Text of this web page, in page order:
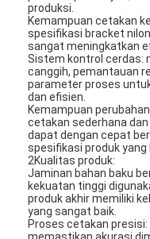
Tur Pabrik
Kontrol Kualitas
Hubungi Kami
Berita
bicara sekarang
Mesin Pembuat
produksi.
Kemampuan cetakan
spesifikasi bracket
sangat meningkatkan
Sistem kontrol cerdas:
canggih, pemantauan
parameter proses
dan efisien.
Kemampuan
cetakan sederhana
dapat dengan cepat
spesifikasi produk yang
2Kualitas produk:
Jaminan bahan baku
kekuatan tinggi
produk akhir memiliki
yang sangat baik.
Proses cetakan presisi:
memastikan akurasi